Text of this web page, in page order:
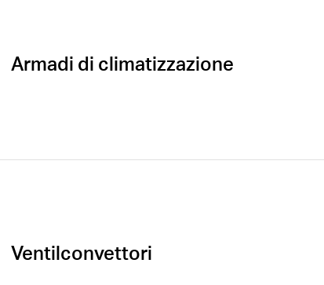
Armadi di climatizzazione
Öffnen
Ventilconvettori